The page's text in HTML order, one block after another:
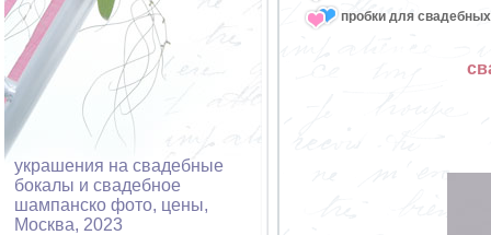
украшения на свадебные
бокалы и свадебное
шампанско фото, цены,
Москва, 2023
пробки для